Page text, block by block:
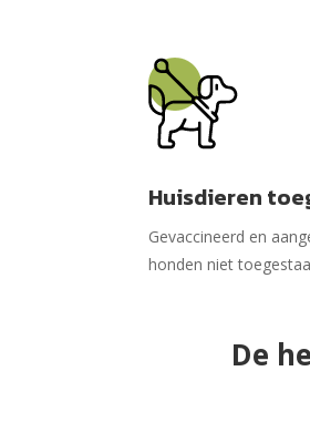
Huisdieren
Gevaccineerd en
honden niet
De